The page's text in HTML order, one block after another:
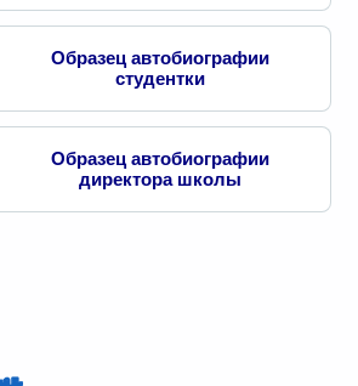
Образец автобиографии
студентки
Образец автобиографии
директора школы